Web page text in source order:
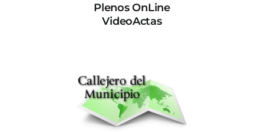
Plenos OnLine
VideoActas